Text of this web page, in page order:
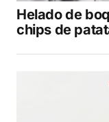
Helado de
chips de